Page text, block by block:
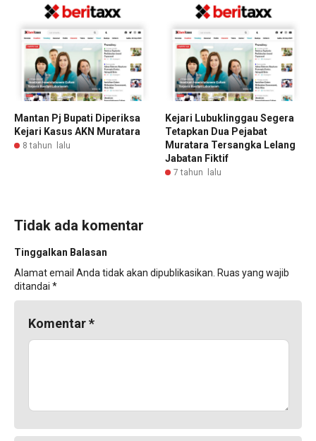
Mantan Pj Bupati Diperiksa
Kejari Kasus AKN Muratara
8 tahun lalu
Kejari Lubuklinggau Segera
Tetapkan Dua Pejabat
Muratara Tersangka Lelang
Jabatan Fiktif
7 tahun lalu
Tidak ada komentar
Tinggalkan Balasan
Alamat email Anda tidak akan dipublikasikan. Ruas yang wajib
ditandai *
Komentar*